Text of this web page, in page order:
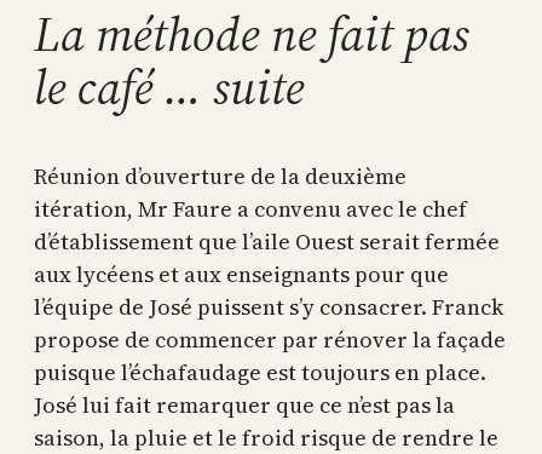
La méthode ne fait pas
le café … suite
Réunion d’ouverture de la deuxième
itération, Mr Faure a convenu avec le chef
d’établissement que l’aile Ouest serait fermée
aux lycéens et aux enseignants pour que
l’équipe de José puissent s’y consacrer. Franck
propose de commencer par rénover la façade
puisque l’échafaudage est toujours en place.
José lui fait remarquer que ce n’est pas la
saison, la pluie et le froid risque de rendre le